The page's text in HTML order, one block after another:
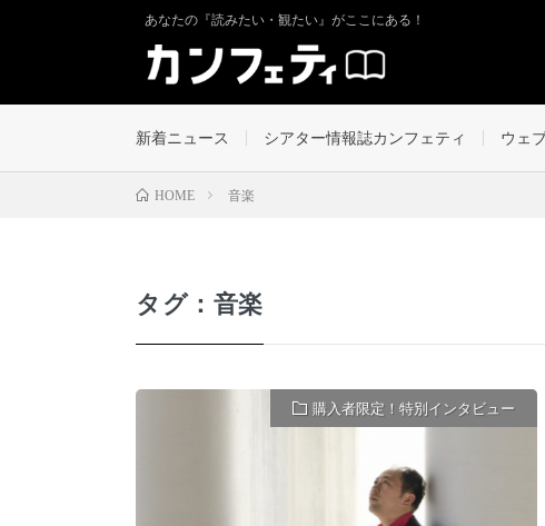
あなたの『読みたい・観たい』がここにある！
新着ニュース シアター情報誌カンフェティ ウェ
HOME 音楽
タグ：音楽
購入者限定！特別インタビュー